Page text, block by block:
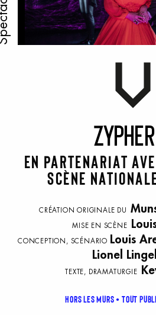
Zypher
En partenariat
scène
CRÉATION ORIGINALE DU
MISE EN SCÈNE
CONCEPTION, SCÉNARIO Louis
Lionel
TEXTE, DRAMATURGIE
Hors les murs TOUT